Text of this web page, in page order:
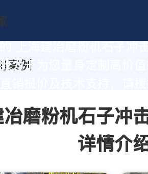
力于为您量身定制高价值
磨粉机石子冲
详情介